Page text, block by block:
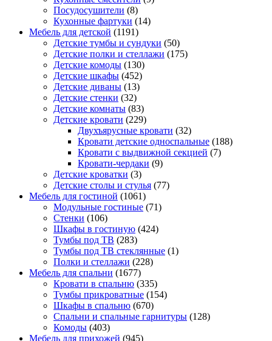
Посудосушители (8)
Кухонные фартуки (14)
Мебель для детской (1191)
Детские тумбы и сундуки (50)
Детские полки и стеллажи (175)
Детские комоды (130)
Детские шкафы (452)
Детские диваны (13)
Детские стенки (32)
Детские комнаты (83)
Детские кровати (229)
Двухъярусные кровати (32)
Кровати детские односпальные (188)
Кровати с выдвижной секцией (7)
Кровати-чердаки (9)
Детские кроватки (3)
Детские столы и стулья (77)
Мебель для гостиной (1061)
Модульные гостиные (71)
Стенки (106)
Шкафы в гостиную (424)
Тумбы под ТВ (283)
Тумбы под ТВ стеклянные (1)
Полки и стеллажи (228)
Мебель для спальни (1677)
Кровати в спальню (335)
Тумбы прикроватные (154)
Шкафы в спальню (670)
Спальни и спальные гарнитуры (128)
Комоды (403)
Мебель для прихожей (945)